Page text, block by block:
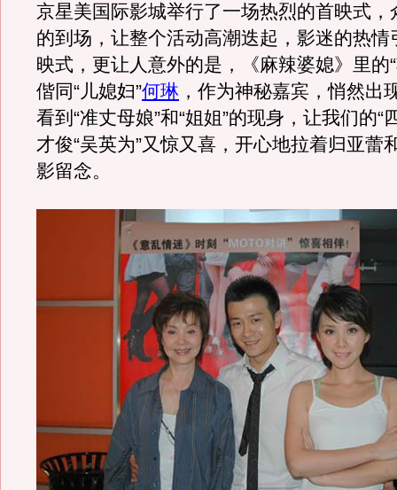
京星美国际影城举行了一场热烈的首映式，
的到场，让整个活动高潮迭起，影迷的热情
映式，更让人意外的是，《麻辣婆媳》里的
偕同“儿媳妇”何琳 ，作为神秘嘉宾，悄然出
看到“准丈母娘”和“姐姐”的现身，让我们的“
才俊“吴英为”又惊又喜，开心地拉着归亚蕾
影留念。